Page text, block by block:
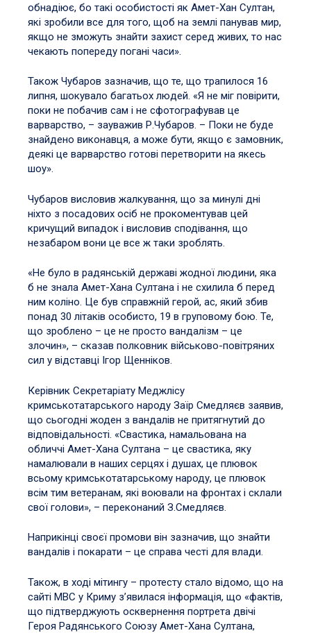
обнадіює, бо такі особистості як Амет-Хан Султан,
які зробили все для того, щоб на землі панував мир,
якщо не зможуть знайти захист серед живих, то нас
чекають попереду погані часи».
Також Чубаров зазначив, що те, що трапилося 16
липня, шокувало багатьох людей. «Я не міг повірити,
поки не побачив сам і не сфотографував це
варварство, – зауважив Р.Чубаров. – Поки не буде
знайдено виконавця, а може бути, якщо є замовник,
деякі це варварство готові перетворити на якесь
шоу».
Чубаров висловив жалкування, що за минулі дні
ніхто з посадових осіб не прокоментував цей
кричущий випадок і висловив сподівання, що
незабаром вони це все ж таки зроблять.
«Не було в радянській державі жодної людини, яка
б не знала Амет-Хана Султана і не схилила б перед
ним коліно. Це був справжній герой, ас, який збив
понад 30 літаків особисто, 19 в груповому бою. Те,
що зроблено – це не просто вандалізм – це
злочин», – сказав полковник військово-повітряних
сил у відставці Ігор Щенніков.
Керівник Секретаріату Меджлісу
кримськотатарського народу Заїр Смедляєв заявив,
що сьогодні жоден з вандалів не притягнутий до
відповідальності. «Свастика, намальована на
обличчі Амет-Хана Султана – це свастика, яку
намалювали в наших серцях і душах, це плювок
всьому кримськотатарському народу, це плювок
всім тим ветеранам, які воювали на фронтах і склали
свої голови», – переконаний З.Смедляєв.
Наприкінці своєї промови він зазначив, що знайти
вандалів і покарати – це справа честі для влади.
Також, в ході мітингу – протесту стало відомо, що на
сайті МВС у Криму з’явилася інформація, що «фактів,
що підтверджують осквернення портрета двічі
Героя Радянського Союзу Амет-Хана Султана,